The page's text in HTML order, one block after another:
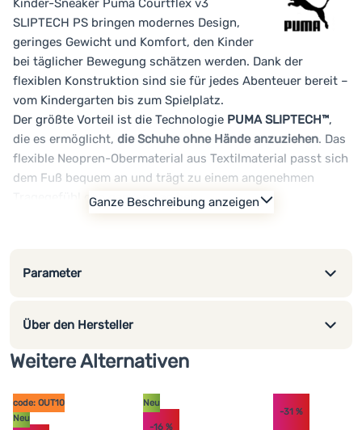
Kinder-Sneaker Puma Courtflex v3
SLIPTECH PS bringen modernes Design,
geringes Gewicht und Komfort, den Kinder
bei täglicher Bewegung schätzen werden. Dank der
flexiblen Konstruktion sind sie für jedes Abenteuer bereit –
vom Kindergarten bis zum Spielplatz.
Der größte Vorteil ist die Technologie PUMA SLIPTECH™,
die es ermöglicht, die Schuhe ohne Hände anzuziehen. Das
flexible Neopren-Obermaterial aus Textilmaterial passt sich
dem Fuß bequem an und trägt zu einem angenehmen
Tragegefühl den ganzen Tag bei.
Die leichte EVA-Zwischensohle zusammen mit der griffigen
Oberflächen. Die Puma Courtflex v3 SLIPTECH PS sind eine
Haupteigenschaften:
Technologie PUMA SLIPTECH™ ermöglicht das Anziehen
ohne Hände
flexibles Textil-Neopren-Obermaterial für bequemes
Tragen
Ganze Beschreibung anzeigen
Parameter
Über den Hersteller
Weitere Alternativen
code: OUT10
Neu
Neu
-16 %
-31 %